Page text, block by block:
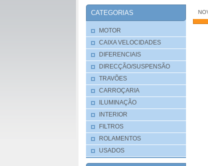
CATEGORIAS
MOTOR
CAIXA VELOCIDADES
DIFERENCIAIS
DIRECÇÃO/SUSPENSÃO
TRAVÕES
CARROÇARIA
ILUMINAÇÃO
INTERIOR
FILTROS
ROLAMENTOS
USADOS